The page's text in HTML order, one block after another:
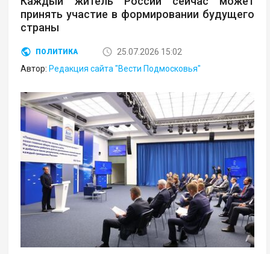
принять участие в формировании будущего
страны
ПОЛИТИКА
25.07.2026 15:02
Автор: Редакция сайта "Вести Подмосковья"